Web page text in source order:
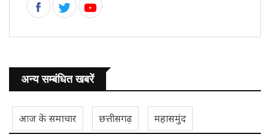
अन्य सम्बंधित खबरें
आज के समाचार छत्तीसगढ़ महासमुंद